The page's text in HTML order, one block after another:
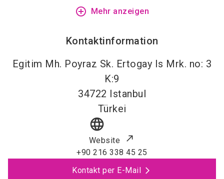
add_circle_outline Mehr anzeigen
Kontaktinformation
Egitim Mh. Poyraz Sk. Ertogay Is Mrk. no: 3
K:9
34722 Istanbul
Türkei
language
Website
+90 216 338 45 25
Kontakt per E-Mail